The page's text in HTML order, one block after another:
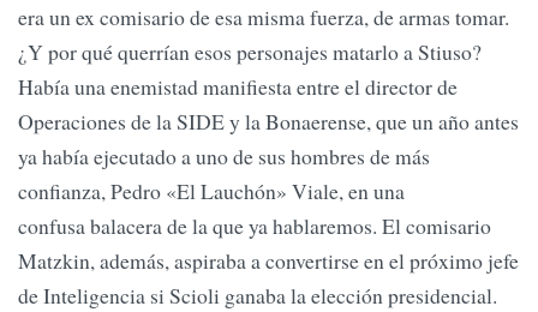
era un ex comisario de esa misma fuerza, de armas tomar.
¿Y por qué querrían esos personajes matarlo a Stiuso?
Había una enemistad manifiesta entre el director de
Operaciones de la SIDE y la Bonaerense, que un año antes
ya había ejecutado a uno de sus hombres de más
confianza, Pedro «El Lauchón» Viale, en una
confusa balacera de la que ya hablaremos. El comisario
Matzkin, además, aspiraba a convertirse en el próximo jefe
de Inteligencia si Scioli ganaba la elección presidencial.